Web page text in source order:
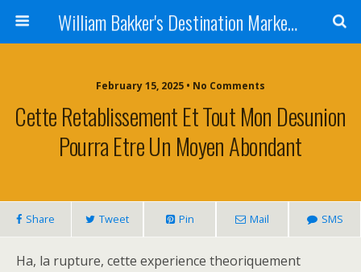
William Bakker's Destination Marketing blog
February 15, 2025 • No Comments
Cette Retablissement Et Tout Mon Desunion
Pourra Etre Un Moyen Abondant
Share Tweet Pin Mail SMS
Ha, la rupture, cette experience theoriquement